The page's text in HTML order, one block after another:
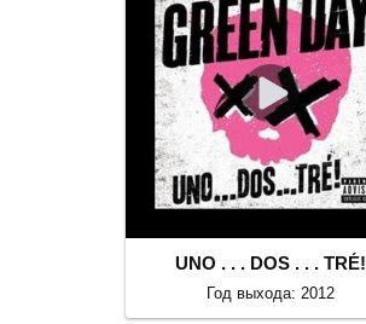
UNO . . . DOS . . . TRÉ!
Год выхода: 2012